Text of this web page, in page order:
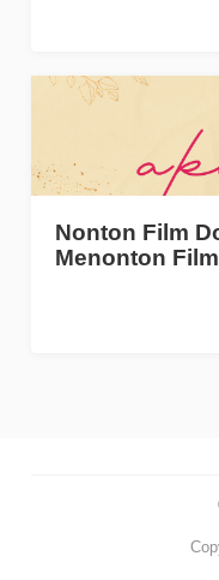
Nonton Film
Menonton